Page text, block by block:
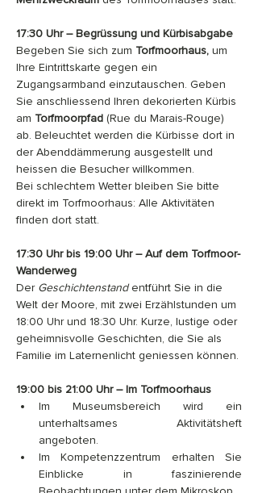
17:30 Uhr – Begrüssung und Kürbisabgabe
Begeben Sie sich zum Torfmoorhaus, um
Ihre Eintrittskarte gegen ein
Zugangsarmband einzutauschen. Geben
Sie anschliessend Ihren dekorierten Kürbis
am Torfmoorpfad (Rue du Marais-Rouge)
ab. Beleuchtet werden die Kürbisse dort in
der Abenddämmerung ausgestellt und
heissen die Besucher willkommen.
Bei schlechtem Wetter bleiben Sie bitte
direkt im Torfmoorhaus: Alle Aktivitäten
finden dort statt.
17:30 Uhr bis 19:00 Uhr – Auf dem Torfmoor-
Wanderweg
Der Geschichtenstand entführt Sie in die
Welt der Moore, mit zwei Erzählstunden um
18:00 Uhr und 18:30 Uhr. Kurze, lustige oder
geheimnisvolle Geschichten, die Sie als
Familie im Laternenlicht geniessen können.
19:00 bis 21:00 Uhr – Im Torfmoorhaus
Im Museumsbereich wird ein
unterhaltsames Aktivitätsheft
angeboten.
Im Kompetenzzentrum erhalten Sie
Einblicke in faszinierende